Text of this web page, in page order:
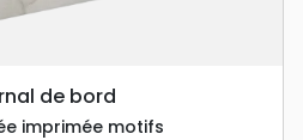
de bord
imprimée motifs